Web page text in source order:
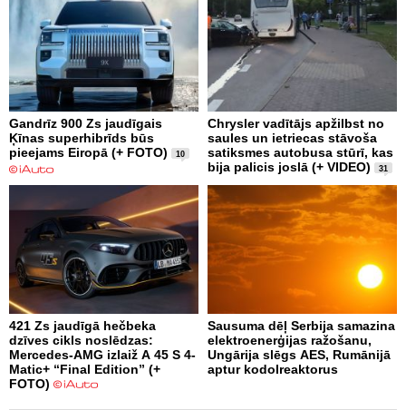
Gandrīz 900 Zs jaudīgais
Ķīnas superhibrīds būs
pieejams Eiropā (+ FOTO)
10
Chrysler vadītājs apžilbst no
saules un ietriecas stāvoša
satiksmes autobusa stūrī, kas
bija palicis joslā (+ VIDEO)
31
421 Zs jaudīgā hečbeka
dzīves cikls noslēdzas:
Mercedes-AMG izlaiž A 45 S 4-
Matic+ “Final Edition” (+
FOTO)
Sausuma dēļ Serbija samazina
elektroenerģijas ražošanu,
Ungārija slēgs AES, Rumānijā
aptur kodolreaktorus